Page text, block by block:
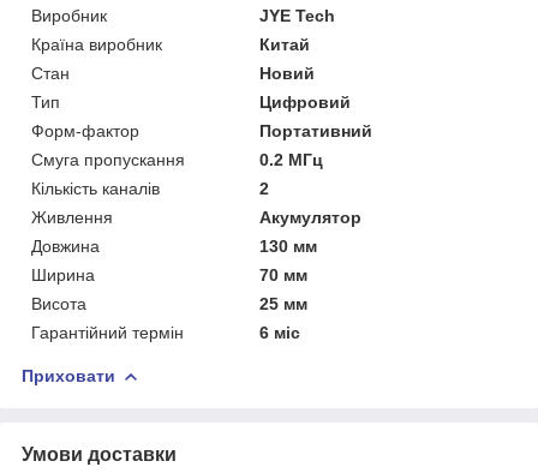
Виробник
JYE Tech
Країна виробник
Китай
Стан
Новий
Тип
Цифровий
Форм-фактор
Портативний
Смуга пропускання
0.2 МГц
Кількість каналів
2
Живлення
Акумулятор
Довжина
130 мм
Ширина
70 мм
Висота
25 мм
Гарантійний термін
6 міс
Приховати
Умови доставки